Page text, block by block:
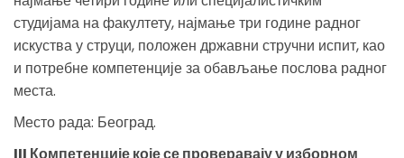
студијама на факултету, најмање три године радног
искуства у струци, положен државни стручни испит, као
и потребне компетенције за обављање послова радног
места.
Место рада: Београд.
III Компетенције које се проверавају у изборном